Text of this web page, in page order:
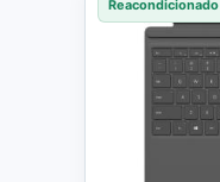
Reacondicionado